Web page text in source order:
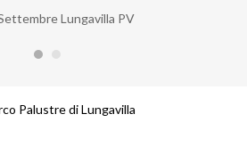
Lungavilla PV
Palustre di Lungavilla